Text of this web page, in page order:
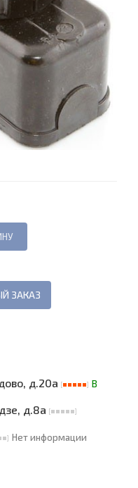
ЗАКАЗ
д.20а
В
д.8а
Нет информации